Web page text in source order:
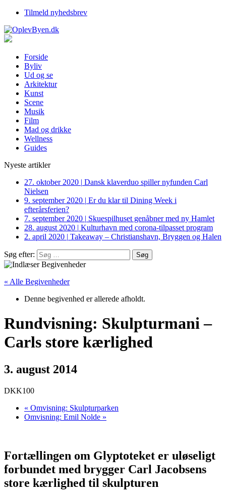
Tilmeld nyhedsbrev
Forside
Byliv
Ud og se
Arkitektur
Kunst
Scene
Musik
Film
Mad og drikke
Wellness
Guides
Nyeste artikler
27. oktober 2020 | Dansk klaverduo spiller nyfunden Carl
Nielsen
9. september 2020 | Er du klar til Dining Week i
efterårsferien?
7. september 2020 | Skuespilhuset genåbner med ny Hamlet
28. august 2020 | Kulturhavn med corona-tilpasset program
2. april 2020 | Takeaway – Christianshavn, Bryggen og Halen
Søg efter:
« Alle Begivenheder
Denne begivenhed er allerede afholdt.
Rundvisning: Skulpturmani –
Carls store kærlighed
3. august 2014
DKK100
« Omvisning: Skulpturparken
Omvisning: Emil Nolde »
Fortællingen om Glyptoteket er uløseligt
forbundet med brygger Carl Jacobsens
store kærlighed til skulpturen